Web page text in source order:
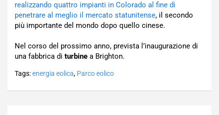
realizzando quattro impianti in Colorado al fine di
penetrare al meglio il mercato statunitense, il secondo
più importante del mondo dopo quello cinese.
Nel corso del prossimo anno, prevista l’inaugurazione di
una fabbrica di turbine a Brighton.
Tags:energia eolica, Parco eolico